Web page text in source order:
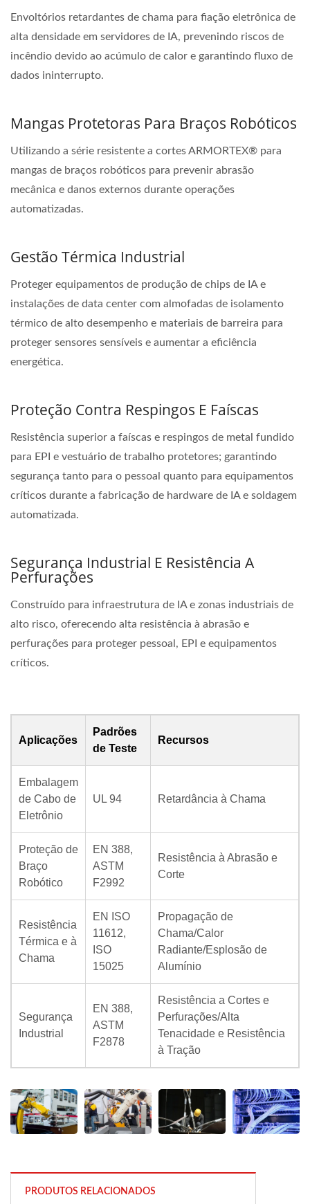
Envoltórios retardantes de chama para fiação eletrônica de
alta densidade em servidores de IA, prevenindo riscos de
incêndio devido ao acúmulo de calor e garantindo fluxo de
dados ininterrupto.
Mangas Protetoras Para Braços Robóticos
Utilizando a série resistente a cortes ARMORTEX® para
mangas de braços robóticos para prevenir abrasão
mecânica e danos externos durante operações
automatizadas.
Gestão Térmica Industrial
Proteger equipamentos de produção de chips de IA e
instalações de data center com almofadas de isolamento
térmico de alto desempenho e materiais de barreira para
proteger sensores sensíveis e aumentar a eficiência
energética.
Proteção Contra Respingos E Faíscas
Resistência superior a faíscas e respingos de metal fundido
para EPI e vestuário de trabalho protetores; garantindo
segurança tanto para o pessoal quanto para equipamentos
críticos durante a fabricação de hardware de IA e soldagem
automatizada.
Segurança Industrial E Resistência A
Perfurações
Construído para infraestrutura de IA e zonas industriais de
alto risco, oferecendo alta resistência à abrasão e
perfurações para proteger pessoal, EPI e equipamentos
críticos.
Aplicações
Padrões
de Teste
Recursos
Embalagem
de Cabo de
Eletrônio
UL 94 Retardância à Chama
Proteção de
Braço
Robótico
EN 388,
ASTM
F2992
Resistência à Abrasão e
Corte
Resistência
Térmica e à
Chama
EN ISO
11612,
ISO
15025
Propagação de
Chama/Calor
Radiante/Esplosão de
Alumínio
Segurança
Industrial
EN 388,
ASTM
F2878
Resistência a Cortes e
Perfurações/Alta
Tenacidade e Resistência
à Tração
PRODUTOS RELACIONADOS